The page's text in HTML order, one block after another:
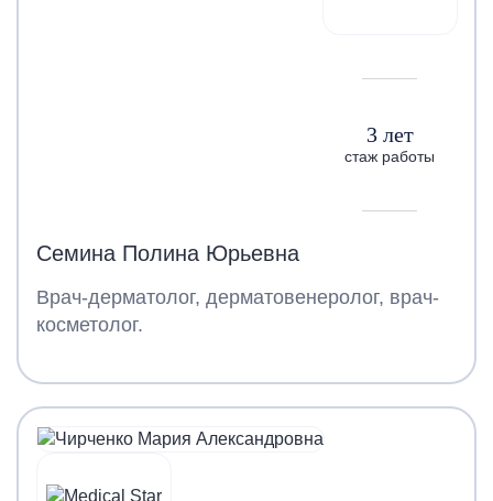
3 лет
стаж работы
Семина Полина Юрьевна
Врач-дерматолог, дерматовенеролог, врач-
косметолог.